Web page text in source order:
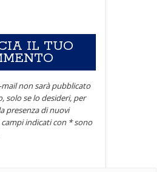
IL TUO
non sarà pubblicato
solo se lo desideri, per
presenza di nuovi
indicati con * sono